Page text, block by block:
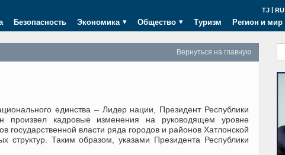
TJ | RU
Безопасность Экономика Общество Туризм Регион и мир
Вернуться на главную
единства – Лидер нации, Президент Республики
произвел кадровые изменения на руководящем уровне
государственной власти ряда городов и районов Хатлонской
структур. Таким образом, указами Президента Республики